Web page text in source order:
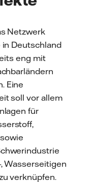
Netzwerk
Deutschland
eng mit
Eine
soll vor allem
für
Wasserseitigen
verknüpfen.